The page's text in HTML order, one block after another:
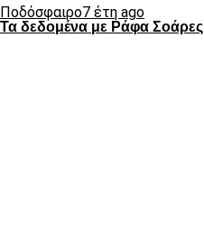
Ποδόσφαιρο7 έτη ago
Τα δεδομένα με Ράφα Σοάρες